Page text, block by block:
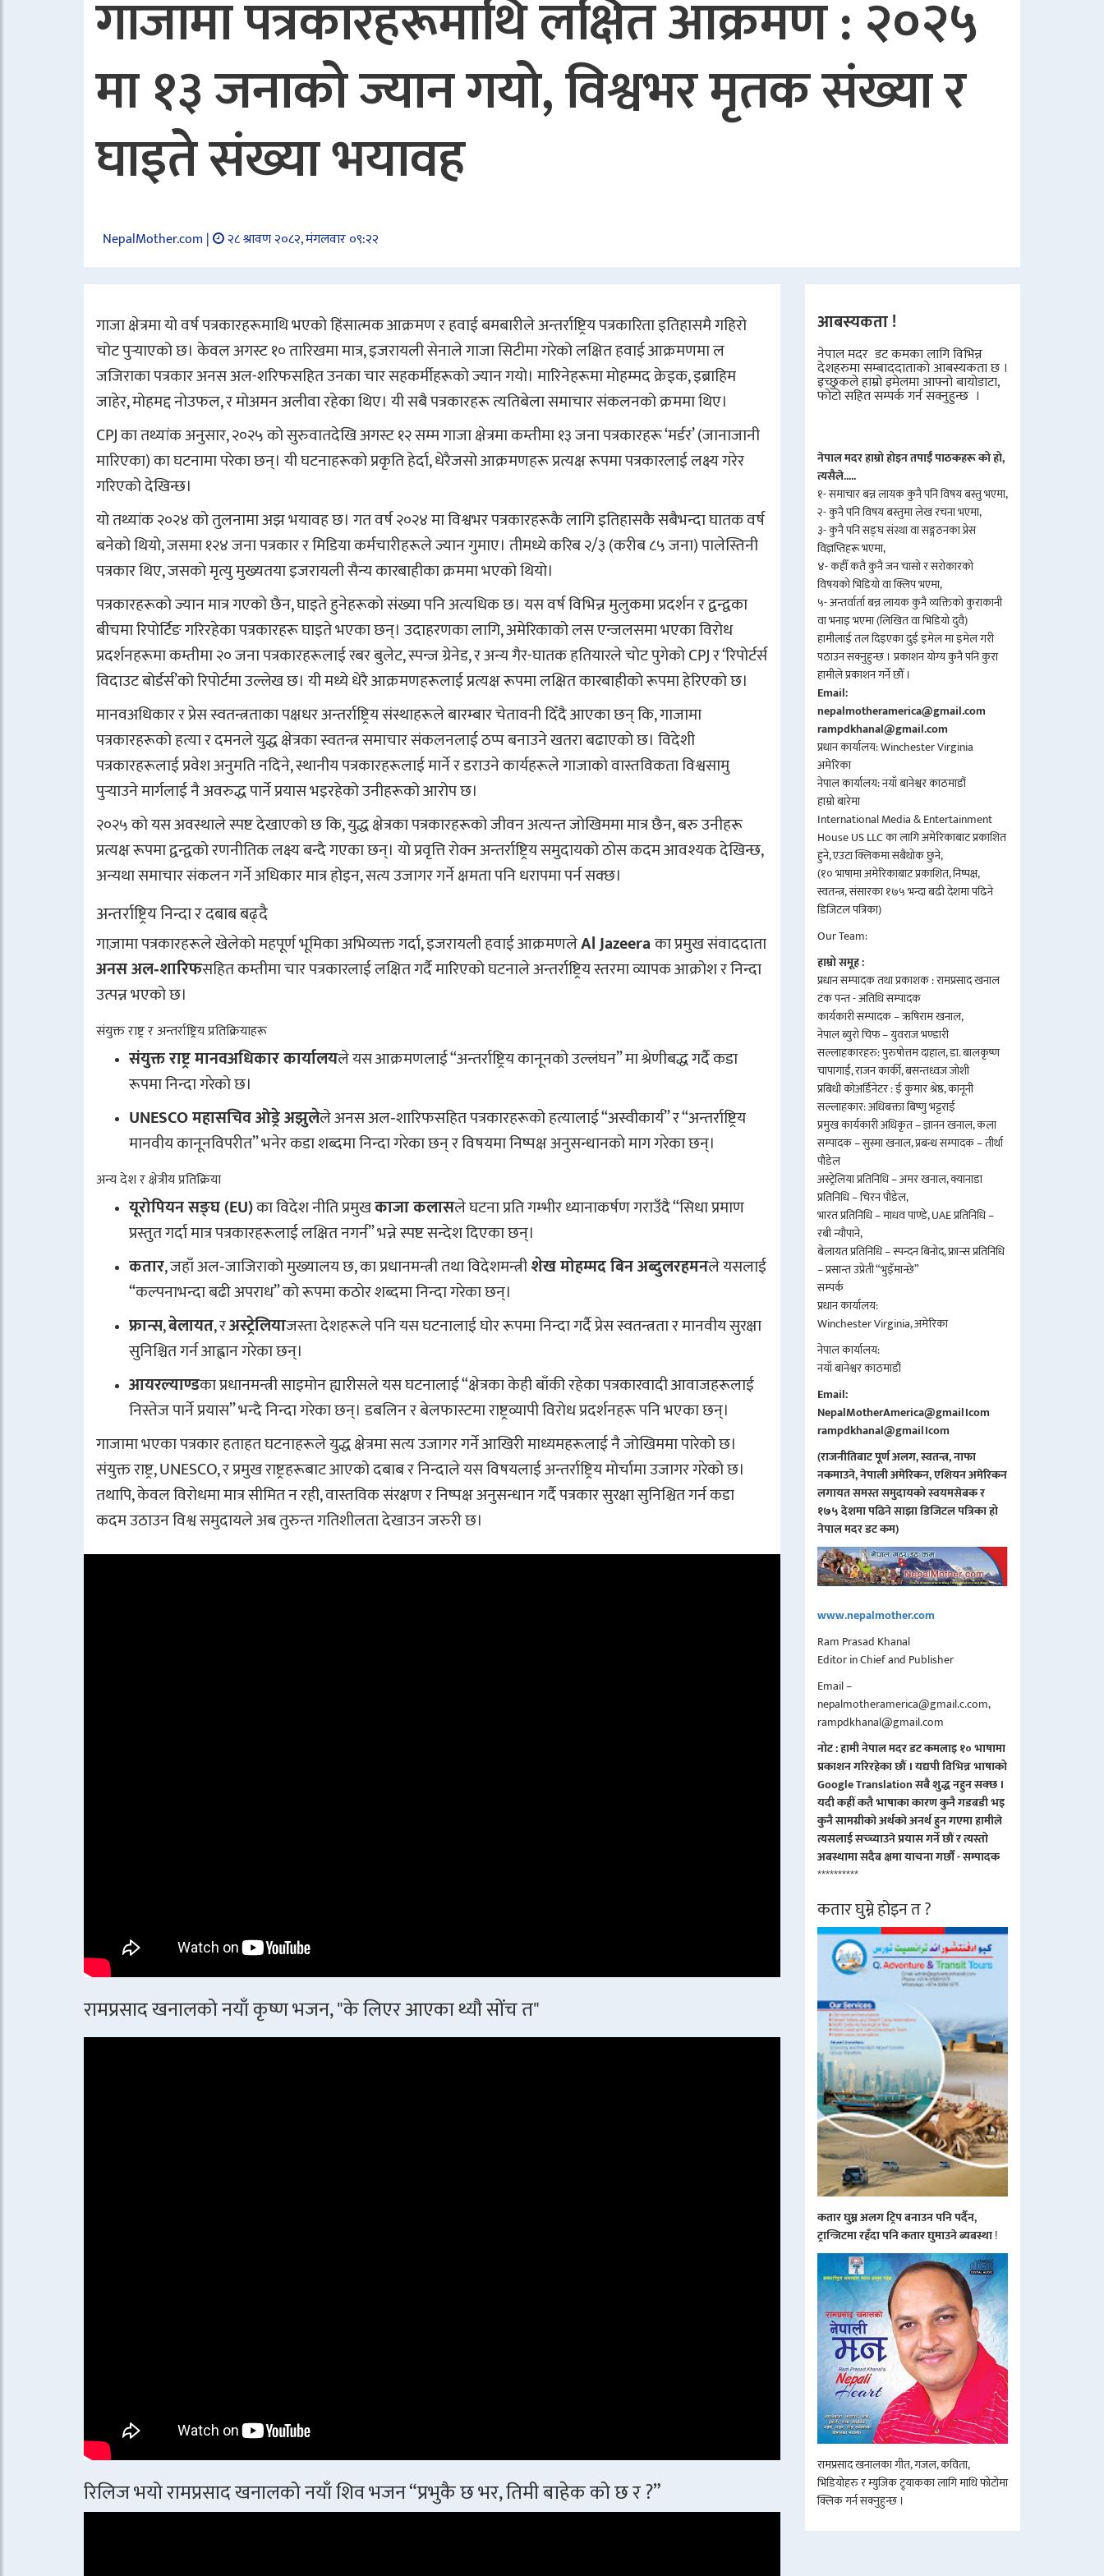
गाजामा पत्रकारहरूमाथि लक्षित आक्रमण : २०२५
मा १३ जनाको ज्यान गयो, विश्वभर मृतक संख्या र
घाइते संख्या भयावह
NepalMother.com | २८ श्रावण २०८२, मंगलवार ०९:२२
गाजा क्षेत्रमा यो वर्ष पत्रकारहरूमाथि भएको हिंसात्मक आक्रमण र हवाई बमबारीले अन्तर्राष्ट्रिय पत्रकारिता इतिहासमै गहिरो
चोट पुर्‍याएको छ। केवल अगस्ट १० तारिखमा मात्र, इजरायली सेनाले गाजा सिटीमा गरेको लक्षित हवाई आक्रमणमा ल
जजिराका पत्रकार अनस अल-शरिफसहित उनका चार सहकर्मीहरूको ज्यान गयो। मारिनेहरूमा मोहम्मद क्रेइक, इब्राहिम
जाहेर, मोहमद्द नोउफल, र मोअमन अलीवा रहेका थिए। यी सबै पत्रकारहरू त्यतिबेला समाचार संकलनको क्रममा थिए।
CPJ का तथ्यांक अनुसार, २०२५ को सुरुवातदेखि अगस्ट १२ सम्म गाजा क्षेत्रमा कम्तीमा १३ जना पत्रकारहरू ‘मर्डर’ (जानाजानी
मारिएका) का घटनामा परेका छन्। यी घटनाहरूको प्रकृति हेर्दा, धेरैजसो आक्रमणहरू प्रत्यक्ष रूपमा पत्रकारलाई लक्ष्य गरेर
गरिएको देखिन्छ।
यो तथ्यांक २०२४ को तुलनामा अझ भयावह छ। गत वर्ष २०२४ मा विश्वभर पत्रकारहरूकै लागि इतिहासकै सबैभन्दा घातक वर्ष
बनेको थियो, जसमा १२४ जना पत्रकार र मिडिया कर्मचारीहरूले ज्यान गुमाए। तीमध्ये करिब २/३ (करीब ८५ जना) पालेस्तिनी
पत्रकार थिए, जसको मृत्यु मुख्यतया इजरायली सैन्य कारबाहीका क्रममा भएको थियो।
पत्रकारहरूको ज्यान मात्र गएको छैन, घाइते हुनेहरूको संख्या पनि अत्यधिक छ। यस वर्ष विभिन्न मुलुकमा प्रदर्शन र द्वन्द्वका
बीचमा रिपोर्टिङ गरिरहेका पत्रकारहरू घाइते भएका छन्। उदाहरणका लागि, अमेरिकाको लस एन्जलसमा भएका विरोध
प्रदर्शनहरूमा कम्तीमा २० जना पत्रकारहरूलाई रबर बुलेट, स्पन्ज ग्रेनेड, र अन्य गैर-घातक हतियारले चोट पुगेको CPJ र ‘रिपोर्टर्स
विदाउट बोर्डर्स’को रिपोर्टमा उल्लेख छ। यी मध्ये धेरै आक्रमणहरूलाई प्रत्यक्ष रूपमा लक्षित कारबाहीको रूपमा हेरिएको छ।
मानवअधिकार र प्रेस स्वतन्त्रताका पक्षधर अन्तर्राष्ट्रिय संस्थाहरूले बारम्बार चेतावनी दिँदै आएका छन् कि, गाजामा
पत्रकारहरूको हत्या र दमनले युद्ध क्षेत्रका स्वतन्त्र समाचार संकलनलाई ठप्प बनाउने खतरा बढाएको छ। विदेशी
पत्रकारहरूलाई प्रवेश अनुमति नदिने, स्थानीय पत्रकारहरूलाई मार्ने र डराउने कार्यहरूले गाजाको वास्तविकता विश्वसामु
पुर्‍याउने मार्गलाई नै अवरुद्ध पार्ने प्रयास भइरहेको उनीहरूको आरोप छ।
२०२५ को यस अवस्थाले स्पष्ट देखाएको छ कि, युद्ध क्षेत्रका पत्रकारहरूको जीवन अत्यन्त जोखिममा मात्र छैन, बरु उनीहरू
प्रत्यक्ष रूपमा द्वन्द्वको रणनीतिक लक्ष्य बन्दै गएका छन्। यो प्रवृत्ति रोक्न अन्तर्राष्ट्रिय समुदायको ठोस कदम आवश्यक देखिन्छ,
अन्यथा समाचार संकलन गर्ने अधिकार मात्र होइन, सत्य उजागर गर्ने क्षमता पनि धरापमा पर्न सक्छ।
अन्तर्राष्ट्रिय निन्दा र दबाब बढ्दै
गाज़ामा पत्रकारहरूले खेलेको महपूर्ण भूमिका अभिव्यक्त गर्दा, इजरायली हवाई आक्रमणलेAl Jazeeraका प्रमुख संवाददाता
अनस अल‑शारिफसहित कम्तीमा चार पत्रकारलाई लक्षित गर्दै मारिएको घटनाले अन्तर्राष्ट्रिय स्तरमा व्यापक आक्रोश र निन्दा
उत्पन्न भएको छ।
संयुक्त राष्ट्र र अन्तर्राष्ट्रिय प्रतिक्रियाहरू
संयुक्त राष्ट्र मानवअधिकार कार्यालयले यस आक्रमणलाई “अन्तर्राष्ट्रिय कानूनको उल्लंघन” मा श्रेणीबद्ध गर्दै कडा
रूपमा निन्दा गरेको छ।
UNESCO महासचिव ओड्रे अझुलेले अनस अल‑शारिफसहित पत्रकारहरूको हत्यालाई “अस्वीकार्य” र “अन्तर्राष्ट्रिय
मानवीय कानूनविपरीत” भनेर कडा शब्दमा निन्दा गरेका छन् र विषयमा निष्पक्ष अनुसन्धानको माग गरेका छन्।
अन्य देश र क्षेत्रीय प्रतिक्रिया
यूरोपियन सङ्घ (EU)का विदेश नीति प्रमुखकाजा कलासले घटना प्रति गम्भीर ध्यानाकर्षण गराउँदै “सिधा प्रमाण
प्रस्तुत गर्दा मात्र पत्रकारहरूलाई लक्षित नगर्न” भन्ने स्पष्ट सन्देश दिएका छन्।
कतार, जहाँ अल‑जाजिराको मुख्यालय छ, का प्रधानमन्त्री तथा विदेशमन्त्रीशेख मोहम्मद बिन अब्दुलरहमनले यसलाई
“कल्पनाभन्दा बढी अपराध” को रूपमा कठोर शब्दमा निन्दा गरेका छन्।
फ्रान्स,बेलायत, रअस्ट्रेलियाजस्ता देशहरूले पनि यस घटनालाई घोर रूपमा निन्दा गर्दै प्रेस स्वतन्त्रता र मानवीय सुरक्षा
सुनिश्चित गर्न आह्वान गरेका छन्।
आयरल्याण्डका प्रधानमन्त्री साइमोन ह्यारीसले यस घटनालाई “क्षेत्रका केही बाँकी रहेका पत्रकारवादी आवाजहरूलाई
निस्तेज पार्ने प्रयास” भन्दै निन्दा गरेका छन्। डबलिन र बेलफास्टमा राष्ट्रव्यापी विरोध प्रदर्शनहरू पनि भएका छन्।
गाजामा भएका पत्रकार हताहत घटनाहरूले युद्ध क्षेत्रमा सत्य उजागर गर्ने आखिरी माध्यमहरूलाई नै जोखिममा पारेको छ।
संयुक्त राष्ट्र, UNESCO, र प्रमुख राष्ट्रहरूबाट आएको दबाब र निन्दाले यस विषयलाई अन्तर्राष्ट्रिय मोर्चामा उजागर गरेको छ।
तथापि, केवल विरोधमा मात्र सीमित न रही, वास्तविक संरक्षण र निष्पक्ष अनुसन्धान गर्दै पत्रकार सुरक्षा सुनिश्चित गर्न कडा
कदम उठाउन विश्व समुदायले अब तुरुन्त गतिशीलता देखाउन जरुरी छ।
रामप्रसाद खनालको नयाँ कृष्ण भजन, "के लिएर आएका थ्यौ सोंच त"
रिलिज भयो रामप्रसाद खनालको नयाँ शिव भजन “प्रभुकै छ भर, तिमी बाहेक को छ र ?”
आबस्यकता !
नेपाल मदर डट कमका लागि विभिन्न
देशहरुमा सम्बाददाताको आबस्यकता छ ।
इच्छुकले हाम्रो इमेलमा आफ्नो बायोडाटा,
फोटो सहित सम्पर्क गर्न सक्नुहुन्छ ।
नेपाल मदर हाम्रो होइन तपाईँ पाठकहरू को हो,
त्यसैले.....
१- समाचार बन्न लायक कुनै पनि विषय बस्तु भएमा,
२- कुनै पनि विषय बस्तुमा लेख रचना भएमा,
३- कुनै पनि सङ्घ संस्था वा सङ्गठनका प्रेस
विज्ञप्तिहरू भएमा,
४- कहीँ कतै कुनै जन चासो र सरोकारको
विषयको भिडियो वा क्लिप भएमा,
५- अन्तर्वार्ता बन्न लायक कुनै व्यक्तिको कुराकानी
वा भनाइ भएमा (लिखित वा भिडियो दुवै)
हामीलाई तल दिइएका दुई इमेल मा इमेल गरी
पठाउन सक्नुहुन्छ । प्रकाशन योग्य कुनै पनि कुरा
हामीले प्रकाशन गर्ने छौँ ।
Email:
nepalmotheramerica@gmail.com
rampdkhanal@gmail.com
प्रधान कार्यालय: Winchester Virginia
अमेरिका
नेपाल कार्यालय: नयाँ बानेश्वर काठमाडौं
हाम्रो बारेमा
International Media & Entertainment
House US LLC का लागि अमेरिकाबाट प्रकाशित
हुने, एउटा क्लिकमा सबैथोक छुने,
(१० भाषामा अमेरिकाबाट प्रकाशित, निष्पक्ष,
स्वतन्त्र, संसारका १७५ भन्दा बढी देशमा पढिने
डिजिटल पत्रिका)
Our Team:
हाम्रो समूह :
प्रधान सम्पादक तथा प्रकाशक : रामप्रसाद खनाल
टंक पन्त - अतिथि सम्पादक
कार्यकारी सम्पादक – ऋषिराम खनाल,
नेपाल ब्युरो चिफ – युवराज भण्डारी
सल्लाहकारहरु: पुरुषोत्तम दाहाल, डा. बालकृष्ण
चापागाईं, राजन कार्की, बसन्तध्वज जोशी
प्रबिधी कोअर्डिनेटर : ई कुमार श्रेष्ठ, कानूनी
सल्लाहकार: अधिबक्ता बिष्णु भट्टराई
प्रमुख कार्यकारी अधिकृत – ज्ञानन खनाल, कला
सम्पादक – सुस्मा खनाल, प्रबन्ध सम्पादक – तीर्था
पौडेल
अस्ट्रेलिया प्रतिनिधि – अमर खनाल, क्यानाडा
प्रतिनिधि – चिरन पौडेल,
भारत प्रतिनिधि – माधव पाण्डे, UAE प्रतिनिधि –
रबी न्यौपाने,
बेलायत प्रतिनिधि – स्पन्दन बिनोद, फ्रान्स प्रतिनिधि
– प्रसान्त उप्रेती “भुइँमान्छे”
सम्पर्क
प्रधान कार्यालय:
Winchester Virginia, अमेरिका
नेपाल कार्यालय:
नयाँ बानेश्वर काठमाडौं
Email:
NepalMotherAmerica@gmail।com
rampdkhanal@gmail।com
(राजनीतिबाट पूर्ण अलग, स्वतन्त्र, नाफा
नकमाउने, नेपाली अमेरिकन, एशियन अमेरिकन
लगायत समस्त समुदायको स्वयमसेबक र
१७५ देशमा पढिने साझा डिजिटल पत्रिका हो
नेपाल मदर डट कम)
www.nepalmother.com
Ram Prasad Khanal
Editor in Chief and Publisher
Email –
nepalmotheramerica@gmail.c.com,
rampdkhanal@gmail.com
नोट : हामी नेपाल मदर डट कमलाइ १० भाषामा
प्रकाशन गरिरहेका छौं । यद्यपी विभिन्न भाषाको
Google Translation सबै शुद्ध नहुन सक्छ ।
यदी कहीं कतै भाषाका कारण कुनै गडबडी भइ
कुनै सामग्रीको अर्थको अनर्थ हुन गएमा हामीले
त्यसलाई सच्च्याउने प्रयास गर्ने छौं र त्यस्तो
अबस्थामा सदैब क्षमा याचना गर्छौं - सम्पादक
**********
कतार घुम्ने होइन त ?
कतार घुम्न अलग ट्रिप बनाउन पनि पर्दैन,
ट्रान्जिटमा रहँदा पनि कतार घुमाउने ब्यबस्था!
रामप्रसाद खनालका गीत, गजल, कविता,
भिडियोहरु र म्युजिक ट्र्याकका लागि माथि फोटोमा
क्लिक गर्न सक्नुहुन्छ ।